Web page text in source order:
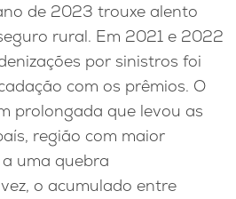
de 2023 trouxe alento
rural. Em 2021 e 2022
por sinistros foi
com os prêmios. O
prolongada que levou as
região com maior
uma quebra
o acumulado entre